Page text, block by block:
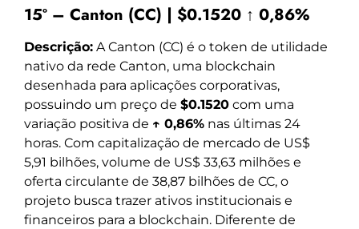
15º – Canton (CC) | $0.1520 ↑ 0,86%
Descrição: A Canton (CC) é o token de utilidade
nativo da rede Canton, uma blockchain
desenhada para aplicações corporativas,
possuindo um preço de $0.1520 com uma
variação positiva de ↑ 0,86% nas últimas 24
horas. Com capitalização de mercado de US$
5,91 bilhões, volume de US$ 33,63 milhões e
oferta circulante de 38,87 bilhões de CC, o
projeto busca trazer ativos institucionais e
financeiros para a blockchain. Diferente de